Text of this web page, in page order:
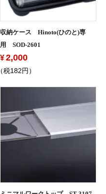
収納ケース Hinoto(ひのと)専
用 SOD-2601
2,000
（税182円）